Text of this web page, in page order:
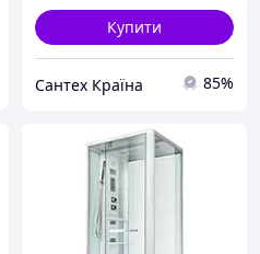
Купити
Сантех Країна 85%